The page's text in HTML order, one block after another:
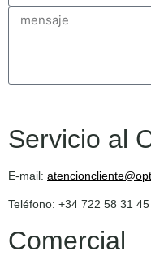
Servicio al
E-mail:
Teléfono: +34 722 58 31 45
Comercial